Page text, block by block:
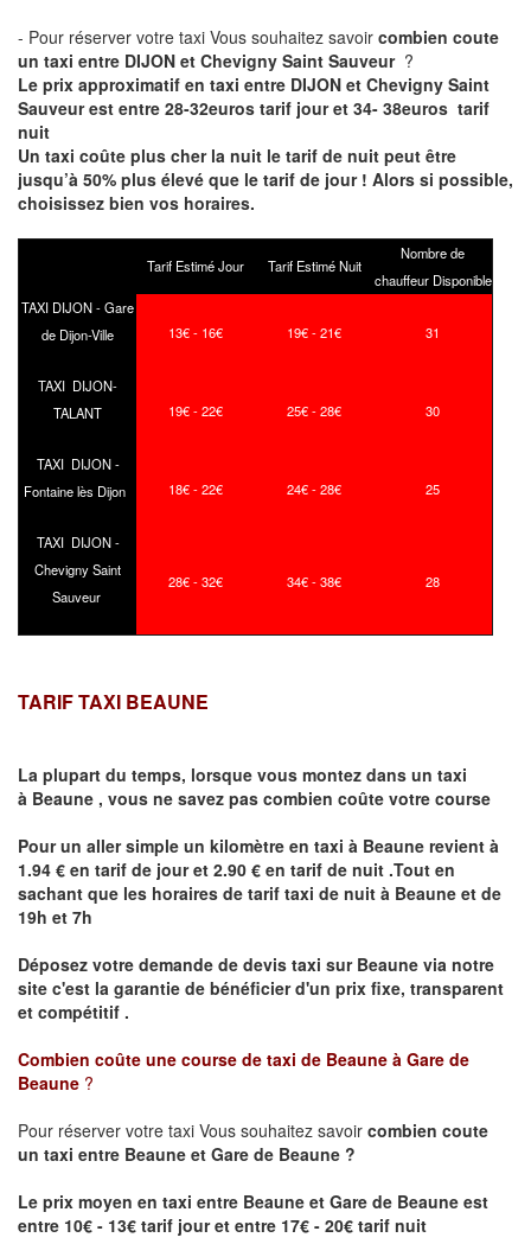
- Pour réserver votre taxi Vous souhaitez savoir combien coute
un taxi entre DIJON et Chevigny Saint Sauveur ?
Le prix approximatif en taxi entre DIJON et Chevigny Saint
Sauveur est entre 28-32euros tarif jour et 34- 38euros tarif
nuit
Un taxi coûte plus cher la nuit le tarif de nuit peut être
jusqu’à 50% plus élevé que le tarif de jour ! Alors si possible,
choisissez bien vos horaires.
Tarif Estimé Jour Tarif Estimé Nuit
Nombre de
chauffeur Disponible
TAXI DIJON - Gare
de Dijon-Ville
13€ - 16€ 19€ - 21€ 31
TAXI DIJON-
TALANT
19€ - 22€ 25€ - 28€ 30
TAXI DIJON -
Fontaine lès Dijon
18€ - 22€ 24€ - 28€ 25
TAXI DIJON -
Chevigny Saint
Sauveur
28€ - 32€ 34€ - 38€ 28
TARIF TAXI BEAUNE
La plupart du temps, lorsque vous montez dans un taxi
à Beaune , vous ne savez pas combien coûte votre course
Pour un aller simple un kilomètre en taxi à Beaune revient à
1.94 € en tarif de jour et 2.90 € en tarif de nuit .Tout en
sachant que les horaires de tarif taxi de nuit à Beaune et de
19h et 7h
Déposez votre demande de devis taxi sur Beaune via notre
site c'est la garantie de bénéficier d'un prix fixe, transparent
et compétitif .
Combien coûte une course de taxi de Beaune à Gare de
Beaune ?
Pour réserver votre taxi Vous souhaitez savoir combien coute
un taxi entre Beaune et Gare de Beaune ?
Le prix moyen en taxi entre Beaune et Gare de Beaune est
entre 10€ - 13€ tarif jour et entre 17€ - 20€ tarif nuit